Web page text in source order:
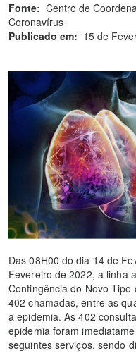
Fonte: Centro de
Coronavírus
Publicado em: 15 de
Das 08H00 do dia 14 de
Fevereiro de 2022, a linha
Contingência do Novo
402 chamadas, entre as
a epidemia. As 402
epidemia foram
seguintes serviços, sendo